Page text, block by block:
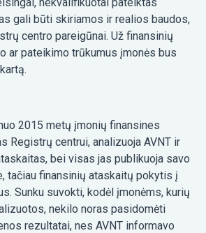
gali būti skiriamos ir realios baudos,
centro pareigūnai. Už finansinių
ar pateikimo trūkumus įmonės bus
2015 metų įmonių finansines
Registrų centrui, analizuoja AVNT ir
bei visas jas publikuoja savo
tačiau finansinių ataskaitų pokytis į
Sunku suvokti, kodėl įmonėms, kurių
nekilo noras pasidomėti
rezultatai, nes AVNT informavo